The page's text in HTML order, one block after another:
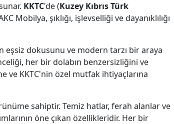
KKTC'de (Kuzey Kıbrıs Türk
Mobilya, şıklığı, işlevselliği ve dayanıklılığı
eşsiz dokusunu ve modern tarzı bir araya
her bir dolabın benzersizliğini ve
ve KKTC'nin özel mutfak ihtiyaçlarına
sahiptir. Temiz hatlar, ferah alanlar ve
öne çıkan özellikleridir. Her bir